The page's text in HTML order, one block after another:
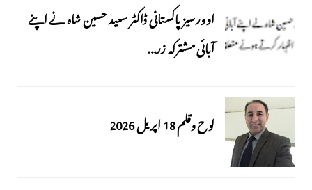
اوورسیز پاکستانی ڈاکٹر سعید حسین شاہ نے اپنے
آبائی مشترکہ زر...
لوح وقلم 18 اپریل 2026